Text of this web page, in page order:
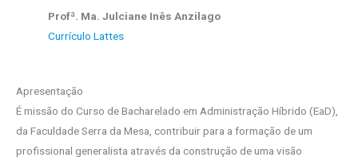
Profª. Ma. Julciane Inês Anzilago
Currículo Lattes
Apresentação
É missão do Curso de Bacharelado em Administração Híbrido (EaD),
da Faculdade Serra da Mesa, contribuir para a formação de um
profissional generalista através da construção de uma visão